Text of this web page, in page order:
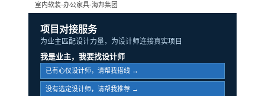
室内软装-办公家具-海邦集团
项目对接服务
为业主匹配设计力量，为设计师连接真实项目
我是业主，我要找设计师
已有心仪设计师，请帮我搭线 →
没有选定设计师，请帮我推荐 →